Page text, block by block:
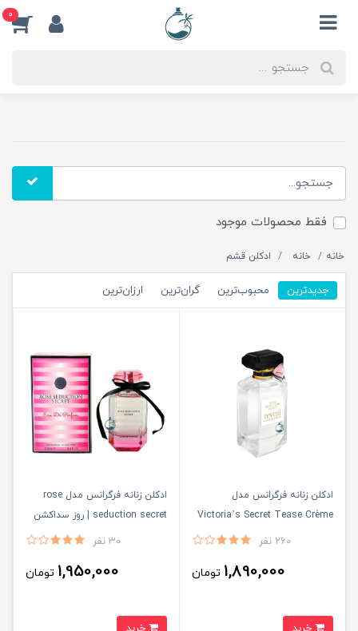
0
فقط محصولات موجود
خانه خانه ادکلن قشم
جدیدترین محبوب‌ترین گران‌ترین ارزان‌ترین
ادكلن زنانه فرگرانس مدل
Victoria’s Secret Tease Crème
260 نفر
1,890,000 تومان
ادكلن زنانه فرگرانس مدل rose
seduction secret | روز سداكشن
30 نفر
1,950,000 تومان